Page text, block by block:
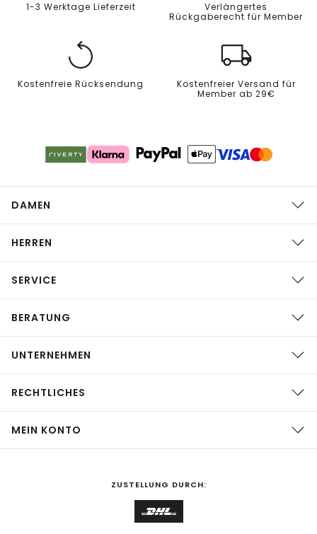
1-3 Werktage Lieferzeit
Verlängertes
Rückgaberecht für Member
Kostenfreie Rücksendung
Kostenfreier Versand für
Member ab 29€
DAMEN
HERREN
SERVICE
BERATUNG
UNTERNEHMEN
RECHTLICHES
MEIN KONTO
ZUSTELLUNG DURCH: